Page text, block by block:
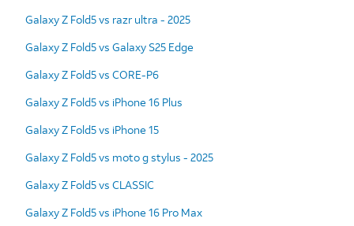
Galaxy Z Fold5 vs razr ultra - 2025
Galaxy Z Fold5 vs Galaxy S25 Edge
Galaxy Z Fold5 vs CORE-P6
Galaxy Z Fold5 vs iPhone 16 Plus
Galaxy Z Fold5 vs iPhone 15
Galaxy Z Fold5 vs moto g stylus - 2025
Galaxy Z Fold5 vs CLASSIC
Galaxy Z Fold5 vs iPhone 16 Pro Max